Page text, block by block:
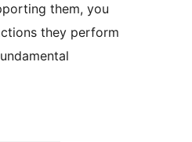
them, you
they perform